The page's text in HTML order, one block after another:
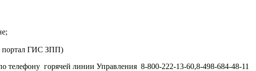
портал ГИС ЗПП)
телефону горячей линии Управления 8-800-222-13-60,8-498-684-48-11